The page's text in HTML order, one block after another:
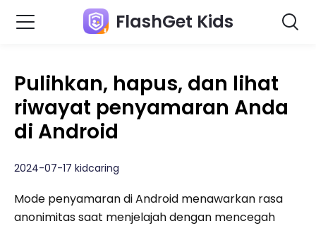
FlashGet Kids
Pulihkan, hapus, dan lihat
riwayat penyamaran Anda
di Android
2024-07-17 kidcaring
Mode penyamaran di Android menawarkan rasa
anonimitas saat menjelajah dengan mencegah